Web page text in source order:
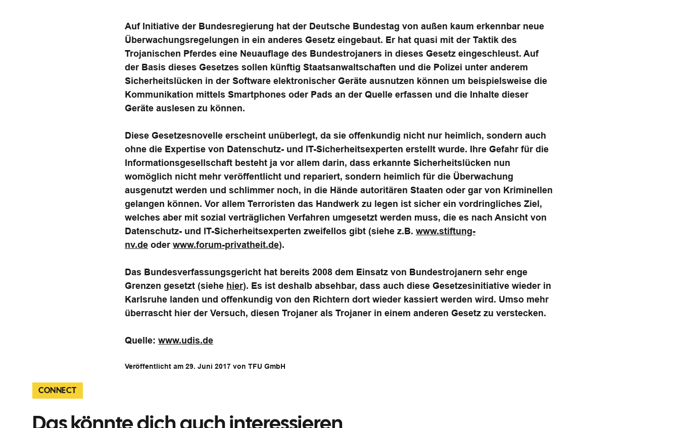
Auf Initiative der Bundesregierung hat der Deutsche Bundestag von außen kaum erkennbar neue
Überwachungsregelungen in ein anderes Gesetz eingebaut. Er hat quasi mit der Taktik des
Trojanischen Pferdes eine Neuauflage des Bundestrojaners in dieses Gesetz eingeschleust. Auf
der Basis dieses Gesetzes sollen künftig Staatsanwaltschaften und die Polizei unter anderem
Sicherheitslücken in der Software elektronischer Geräte ausnutzen können um beispielsweise die
Kommunikation mittels Smartphones oder Pads an der Quelle erfassen und die Inhalte dieser
Geräte auslesen zu können.
Diese Gesetzesnovelle erscheint unüberlegt, da sie offenkundig nicht nur heimlich, sondern auch
ohne die Expertise von Datenschutz- und IT-Sicherheitsexperten erstellt wurde. Ihre Gefahr für die
Informationsgesellschaft besteht ja vor allem darin, dass erkannte Sicherheitslücken nun
womöglich nicht mehr veröffentlicht und repariert, sondern heimlich für die Überwachung
ausgenutzt werden und schlimmer noch, in die Hände autoritären Staaten oder gar von Kriminellen
gelangen können. Vor allem Terroristen das Handwerk zu legen ist sicher ein vordringliches Ziel,
welches aber mit sozial verträglichen Verfahren umgesetzt werden muss, die es nach Ansicht von
Datenschutz- und IT-Sicherheitsexperten zweifellos gibt (siehe z.B. www.stiftung-
nv.de oder www.forum-privatheit.de).
Das Bundesverfassungsgericht hat bereits 2008 dem Einsatz von Bundestrojanern sehr enge
Grenzen gesetzt (siehe hier). Es ist deshalb absehbar, dass auch diese Gesetzesinitiative wieder in
Karlsruhe landen und offenkundig von den Richtern dort wieder kassiert werden wird. Umso mehr
überrascht hier der Versuch, diesen Trojaner als Trojaner in einem anderen Gesetz zu verstecken.
Quelle: www.udis.de
Veröffentlicht am 29. Juni 2017 von TFU GmbH
CONNECT